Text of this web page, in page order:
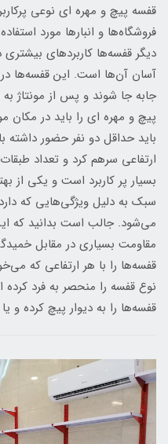
قفسه پیچ و مهره ای نوعی
فروشگاه‌ها و انبارها مورد
دیگر قفسه‌ها کاربردهای بیشتری
آسان آن‌ها است. این قفسه‌ها در
جابه جا شوند و پس از مونتاژ
پیچ و مهره ای را باید در مکان
باید حداقل دو نفر حضور داشته
ارتفاعی سرهم کرد و تعداد
بسیار پر کاربرد است و یکی از
سبک به دلیل ویژگی‌هایی که
می‌شود. جالب است بدانید که
مقاومت بسیاری در مقابل
قفسه‌ها‌ را با هر ارتفاعی که
نوع قفسه را منحصر به فرد
قفسه‌ها را به دیوار پیچ کرده و